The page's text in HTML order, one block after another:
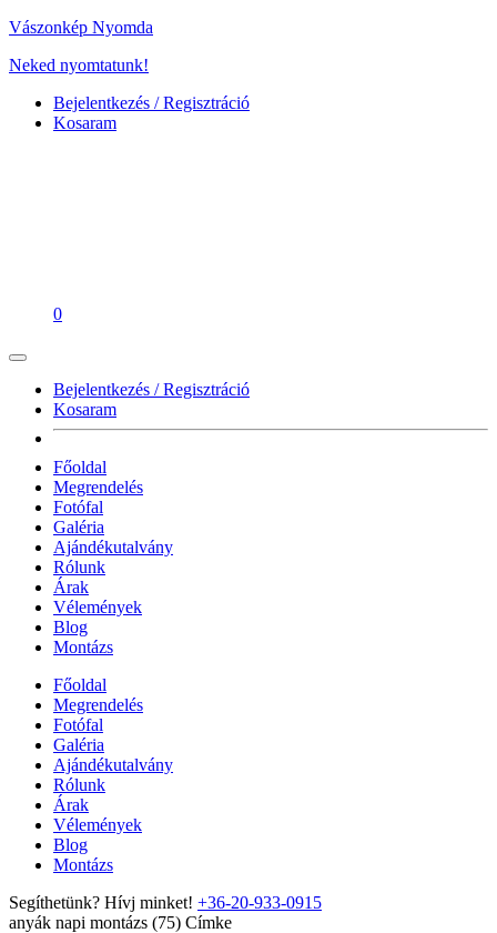
Vászonkép Nyomda
Neked nyomtatunk!
Bejelentkezés / Regisztráció
Kosaram
0
Bejelentkezés / Regisztráció
Kosaram
Főoldal
Megrendelés
Fotófal
Galéria
Ajándékutalvány
Rólunk
Árak
Vélemények
Blog
Montázs
Főoldal
Megrendelés
Fotófal
Galéria
Ajándékutalvány
Rólunk
Árak
Vélemények
Blog
Montázs
Segíthetünk? Hívj minket! +36-20-933-0915
anyák napi montázs (75) Címke